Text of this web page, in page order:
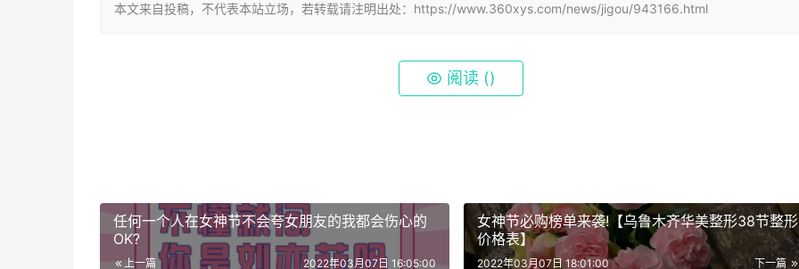
本文来自投稿，不代表本站立场，若转载请注明出处：https://www.360xys.com/news/jigou/943166.html
阅读 ()
任何一个人在女神节不会夸女朋友的我都会伤心的
OK?
上一篇 2022年03月07日 16:05:00
女神节必购榜单来袭!【乌鲁木齐华美整形38节整形
价格表】
下一篇
2022年03月07日 18:01:00